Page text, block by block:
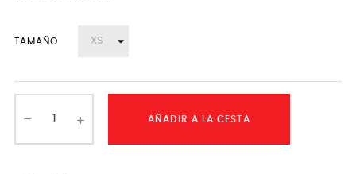
TAMAÑO
AÑADIR A LA CESTA